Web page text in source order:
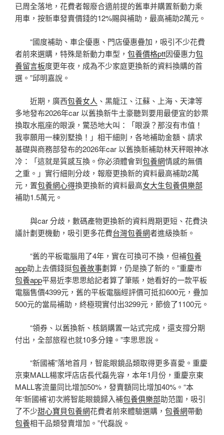
已周全落地，花費者報廢合適前提的舊車并購置新動力乘
用車，按新車發賣價錢的12%賜與補助，最高補助2萬元。
“國度補助、車企優惠、門店優惠疊加，吸引不少花費
者前來選購，特殊是新動力車型， 包養價格ptt因優惠力包
養留言板度更年夜，成為不少家庭更換新的資料換購的首
選。”邱明嘉說。
近期，廣西包養女人 、黑龍江、江蘇、上海、天津等
多地發布2026年car 以舊換新牛土豪聽到要用最便宜的鈔票
換取水瓶座的眼淚，驚恐地大叫：「眼淚？那沒有市值！
我寧願用一棟別墅換！」相干細則，各地補助金額、請求
基礎與商務部發布的2026年car 以舊換新補助林天秤眼神冰
冷：「這就是質感互換。你必須體會到包養網情感的無價
之重。」實行細則分歧，報廢更換新的資料最高補助2萬
元，置包養網心得換更換新的資料最高女大生包養俱樂部
補助1.5萬元。
與car 分歧，數碼產物更換新的資料周期更短、花費決
議計劃更機動，吸引更多花費台灣包養網者進級換新。
“舊的平板電腦用了4年，實在可換可不換，但補包養
app助上去價錢挺包養故事劃算，仍是換了新的。”重慶市
包養app平易近李思思給記者算了筆賬，她看好的一款平板
電腦售價4399元，舊的平板電腦經評價可抵扣600元，疊加
500元的當局補助，終極現實付出3299元，節儉了1100元。
“領券、以舊換新、核銷購置一站式完成，還支撐分期
付出，全部旅程也就10多分鐘。”李思思說。
“新國補”落地首月，智能眼鏡品類取得更多喜愛。重慶
京東MALL楊家坪店店長代磊先容，本年1月份，重慶京東
MALL客流量同比增加50%，發賣額同比增加40%。“本
年‘新國補’初次將智能眼鏡歸入補包養俱樂部助范圍，吸引
了不少甜心寶貝包養網花費者前來體驗選購， 包養網帶動
包養相干品類發賣增加。”代磊說。